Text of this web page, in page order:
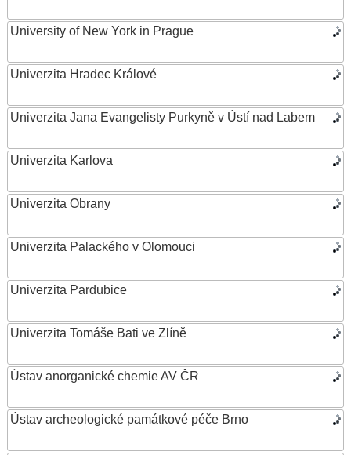
University of New York in Prague
Univerzita Hradec Králové
Univerzita Jana Evangelisty Purkyně v Ústí nad Labem
Univerzita Karlova
Univerzita Obrany
Univerzita Palackého v Olomouci
Univerzita Pardubice
Univerzita Tomáše Bati ve Zlíně
Ústav anorganické chemie AV ČR
Ústav archeologické památkové péče Brno